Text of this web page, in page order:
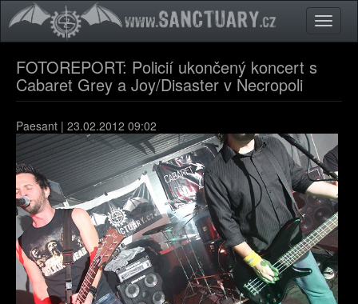
Přejít k hlavnímu obsahu
Toggle
FOTOREPORT: Policií ukončený koncert s
Cabaret Grey a Joy/Disaster v Necropoli
Paesant | 23.02.2012 09:02